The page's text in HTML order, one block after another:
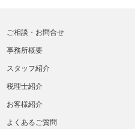
ご相談・お問合せ
事務所概要
スタッフ紹介
税理士紹介
お客様紹介
よくあるご質問